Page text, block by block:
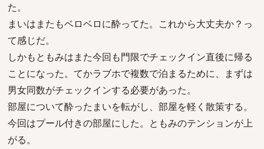
た。
まいはまたもベロベロに酔ってた。これから大丈夫か？っ
て感じだ。
しかもともみはまた今回も門限でチェックイン直後に帰る
ことになった。てかラブホで複数で泊まるために、まずは
男女同数がチェックインする必要があった。
部屋について酔ったまいを転がし、部屋を軽く散策する。
今回はプール付きの部屋にした。ともみのテンションが上
がる。